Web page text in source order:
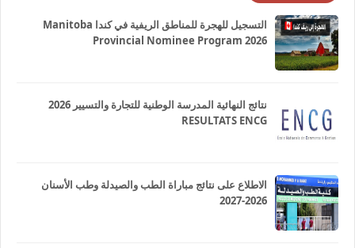
التسجيل للهجرة للمناطق الريفية في كندا Manitoba
Provincial Nominee Program 2026
نتائج النهائية المدرسة الوطنية للتجارة والتسيير 2026
RESULTATS ENCG
الاطلاع على نتائج مباراة الطب والصيدلة وطب الأسنان
2026-2027